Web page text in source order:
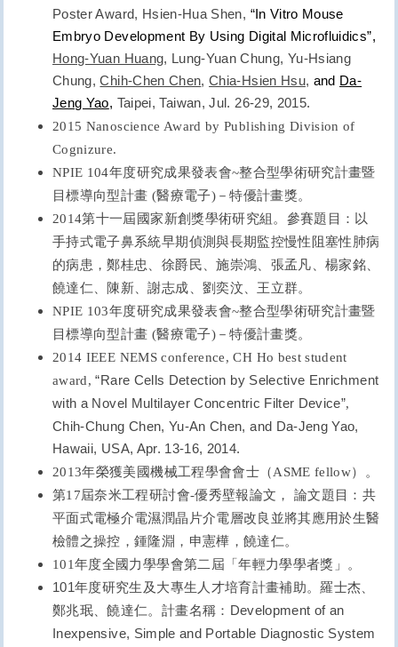
Poster Award, Hsien-Hua Shen, “In Vitro Mouse
Embryo Development By Using Digital Microfluidics”,
Hong-Yuan Huang, Lung-Yuan Chung, Yu-Hsiang
Chung,Chih-Chen Chen,Chia-Hsien Hsu, and Da-
Jeng Yao, Taipei,Taiwan, Jul. 26-29, 2015.
2015 Nanoscience Award by Publishing Division of
Cognizure.
NPIE 104年度研究成果發表會~整合型學術研究計畫暨
目標導向型計畫 (醫療電子)－特優計畫獎。
2014第十一屆國家新創獎學術研究組。參賽題目： 以
手持式電子鼻系統早期偵測與長期監控慢性阻塞性肺病
的病患 ，鄭桂忠、徐爵民、施崇鴻、張孟凡、楊家銘、
饒達仁、陳新、謝志成、劉奕汶、王立群。
NPIE 103年度研究成果發表會~整合型學術研究計畫暨
目標導向型計畫 (醫療電子)－特優計畫獎。
2014 IEEE NEMS conference, CH Ho best student
award,“Rare Cells Detection by Selective Enrichment
with a Novel Multilayer Concentric Filter Device”,
Chih-Chung Chen, Yu-An Chen, and Da-Jeng Yao,
Hawaii, USA, Apr. 13-16, 2014.
2013年榮獲美國機械工程學會會士（ASME fellow）。
第17屆奈米工程研討會-優秀壁報論文， 論文題目：共
平面式電極介電濕潤晶片介電層改良並將其應用於生醫
檢體之操控，鍾隆淵，申憲樺，饒達仁。
101年度全國力學學會第二屆 「年輕力學學者獎」。
101年度研究生及大專生人才培育計畫補助。羅士杰、
鄭兆珉、饒達仁。 計畫名稱： Development of an
Inexpensive, Simple and Portable Diagnostic System